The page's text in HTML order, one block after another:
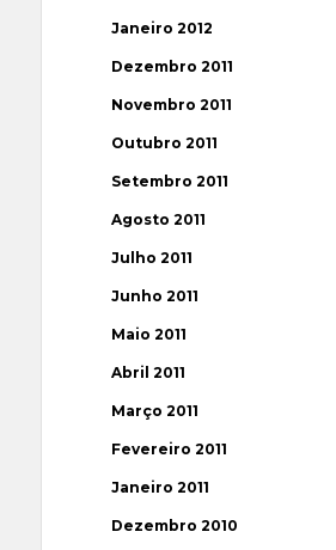
Janeiro 2012
Dezembro 2011
Novembro 2011
Outubro 2011
Setembro 2011
Agosto 2011
Julho 2011
Junho 2011
Maio 2011
Abril 2011
Março 2011
Fevereiro 2011
Janeiro 2011
Dezembro 2010